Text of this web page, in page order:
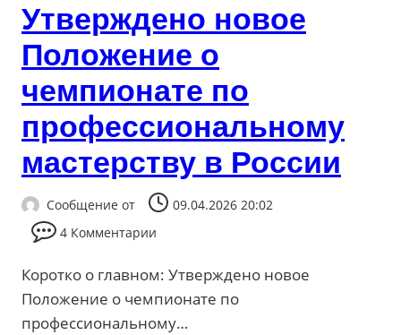
Утверждено новое
Положение о
чемпионате по
профессиональному
мастерству в России
Сообщение от
09.04.2026 20:02
4 Комментарии
Коротко о главном: Утверждено новое
Положение о чемпионате по
профессиональному…